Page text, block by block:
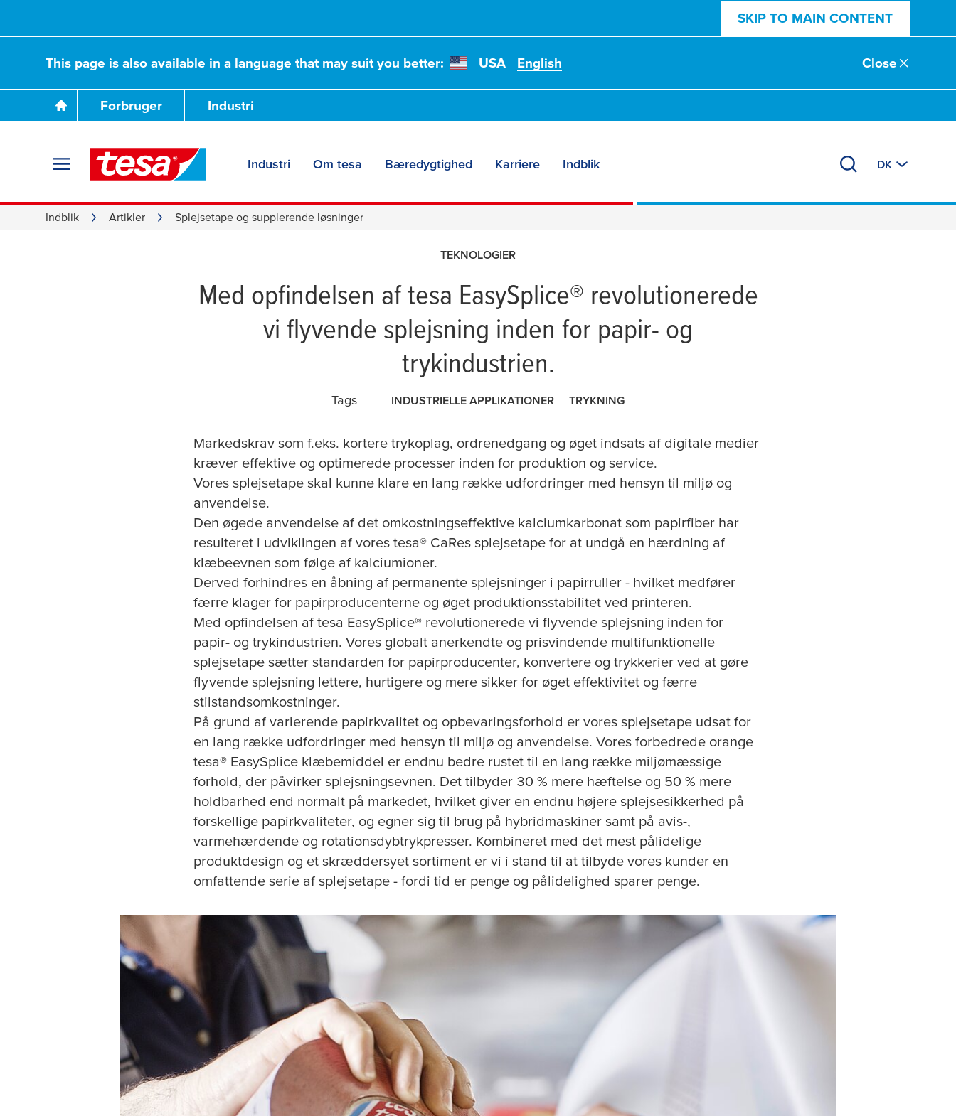
SKIP TO MAIN CONTENT
This page is also available in a language that may suit you better: USA English Close
Forbruger Industri
Industri Om tesa Bæredygtighed Karriere Indblik DK
Indblik Artikler Splejsetape og supplerende løsninger
Vores splejsetape og
supplerende løsninger til papir-
og trykindustrien
TEKNOLOGIER
Med opfindelsen aftesa EasySplice® revolutionerede
vi flyvende splejsning inden for papir- og
trykindustrien.
Tags INDUSTRIELLE APPLIKATIONER TRYKNING
Markedskrav som f.eks. kortere trykoplag, ordrenedgang og øget indsats af digitale medier
kræver effektive og optimerede processer inden for produktion og service.
Vores splejsetape skal kunne klare en lang række udfordringer med hensyn til miljø og
anvendelse.
Den øgede anvendelse af det omkostningseffektive kalciumkarbonat som papirfiber har
resulteret i udviklingen af vores tesa® CaRes splejsetape for at undgå en hærdning af
klæbeevnen som følge af kalciumioner.
Derved forhindres en åbning af permanente splejsninger i papirruller - hvilket medfører
færre klager for papirproducenterne og øget produktionsstabilitet ved printeren.
Med opfindelsen af tesa EasySplice® revolutionerede vi flyvende splejsning inden for
papir- og trykindustrien. Vores globalt anerkendte og prisvindende multifunktionelle
splejsetape sætter standarden for papirproducenter, konvertere og trykkerier ved at gøre
flyvende splejsning lettere, hurtigere og mere sikker for øget effektivitet og færre
stilstandsomkostninger.
På grund af varierende papirkvalitet og opbevaringsforhold er vores splejsetape udsat for
en lang række udfordringer med hensyn til miljø og anvendelse. Vores forbedrede orange
tesa® EasySplice klæbemiddel er endnu bedre rustet til en lang række miljømæssige
forhold, der påvirker splejsningsevnen. Det tilbyder 30 % mere hæftelse og 50 % mere
holdbarhed end normalt på markedet, hvilket giver en endnu højere splejsesikkerhed på
forskellige papirkvaliteter, og egner sig til brug på hybridmaskiner samt på avis-,
varmehærdende og rotationsdybtrykpresser. Kombineret med det mest pålidelige
produktdesign og et skræddersyet sortiment er vi i stand til at tilbyde vores kunder en
omfattende serie af splejsetape - fordi tid er penge og pålidelighed sparer penge.